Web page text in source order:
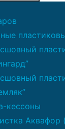
кессоны
Аквафор